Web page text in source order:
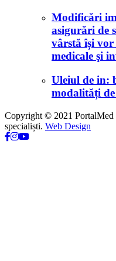
Modificări
asigurări de
vârstă își
medicale şi
Uleiul de in:
modalități
Copyright © 2021 PortalMed
specialiști. Web Design